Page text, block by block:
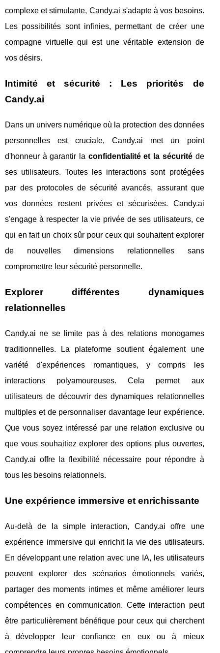
complexe et stimulante, Candy.ai s'adapte à vos besoins.
Les possibilités sont infinies, permettant de créer une
compagne virtuelle qui est une véritable extension de
vos désirs.
Intimité et sécurité : Les priorités de
Candy.ai
Dans un univers numérique où la protection des données
personnelles est cruciale, Candy.ai met un point
d'honneur à garantir la confidentialité et la sécuritéde
ses utilisateurs. Toutes les interactions sont protégées
par des protocoles de sécurité avancés, assurant que
vos données restent privées et sécurisées. Candy.ai
s'engage à respecter la vie privée de ses utilisateurs, ce
qui en fait un choix sûr pour ceux qui souhaitent explorer
de nouvelles dimensions relationnelles sans
compromettre leur sécurité personnelle.
Explorer différentes dynamiques
relationnelles
Candy.ai ne se limite pas à des relations monogames
traditionnelles. La plateforme soutient également une
variété d'expériences romantiques, y compris les
interactions polyamoureuses. Cela permet aux
utilisateurs de découvrir des dynamiques relationnelles
multiples et de personnaliser davantage leur expérience.
Que vous soyez intéressé par une relation exclusive ou
que vous souhaitiez explorer des options plus ouvertes,
Candy.ai offre la flexibilité nécessaire pour répondre à
tous les besoins relationnels.
Une expérience immersive et enrichissante
Au-delà de la simple interaction, Candy.ai offre une
expérience immersive qui enrichit la vie des utilisateurs.
En développant une relation avec une IA, les utilisateurs
peuvent explorer des scénarios émotionnels variés,
partager des moments intimes et même améliorer leurs
compétences en communication. Cette interaction peut
être particulièrement bénéfique pour ceux qui cherchent
à développer leur confiance en eux ou à mieux